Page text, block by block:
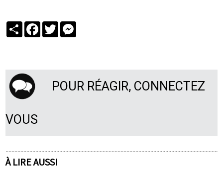
PartagerFacebook
Twitter
POUR RÉAGIR, CONNECTEZ
VOUS
À LIRE AUSSI